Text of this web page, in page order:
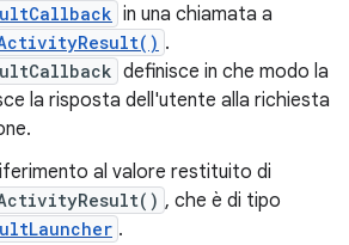
in una chiamata a
.
definisce in che modo la
la risposta dell'utente alla richiesta
al valore restituito di
, che è di tipo
.